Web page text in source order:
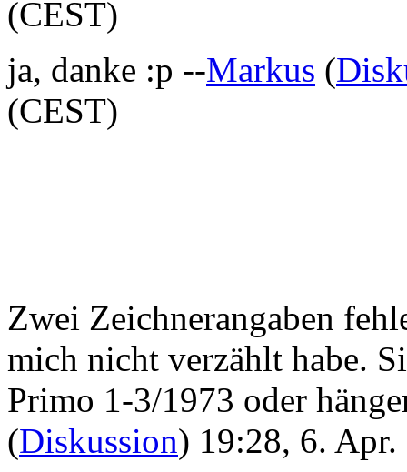
(CEST)
ja, danke :p --Markus (
(CEST)
Zwei Zeichnerangaben
mich nicht verzählt habe.
Primo 1-3/1973 oder
(Diskussion) 19:28, 6.